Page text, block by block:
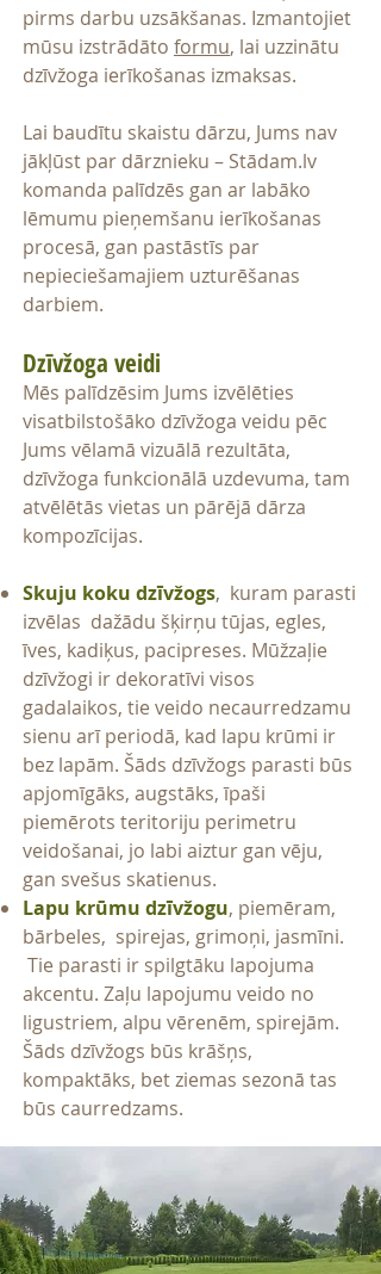
pirms darbu uzsākšanas. Izmantojiet
mūsu izstrādāto formu, lai uzzinātu
dzīvžoga ierīkošanas izmaksas.
Lai baudītu skaistu dārzu, Jums nav
jākļūst par dārznieku – Stādam.lv
komanda palīdzēs gan ar labāko
lēmumu pieņemšanu ierīkošanas
procesā, gan pastāstīs par
nepieciešamajiem uzturēšanas
darbiem.
Dzīvžoga veidi
Mēs palīdzēsim Jums izvēlēties
visatbilstošāko dzīvžoga veidu pēc
Jums vēlamā vizuālā rezultāta,
dzīvžoga funkcionālā uzdevuma, tam
atvēlētās vietas un pārējā dārza
kompozīcijas.
Skuju koku dzīvžogs, kuram parasti
izvēlas dažādu šķirņu tūjas, egles,
īves, kadiķus, pacipreses. Mūžzaļie
dzīvžogi ir dekoratīvi visos
gadalaikos, tie veido necaurredzamu
sienu arī periodā, kad lapu krūmi ir
bez lapām. Šāds dzīvžogs parasti būs
apjomīgāks, augstāks, īpaši
piemērots teritoriju perimetru
veidošanai, jo labi aiztur gan vēju,
gan svešus skatienus.
Lapu krūmu dzīvžogu, piemēram,
bārbeles, spirejas, grimoņi, jasmīni.
Tie parasti ir spilgtāku lapojuma
akcentu. Zaļu lapojumu veido no
ligustriem, alpu vērenēm, spirejām.
Šāds dzīvžogs būs krāšņs,
kompaktāks, bet ziemas sezonā tas
būs caurredzams.